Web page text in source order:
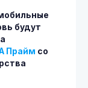
будут
Прайм со